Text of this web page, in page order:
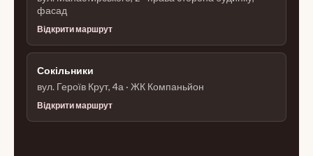
фасад
Відкрити маршрут
Сокільники
вул. Героїв Крут, 4а · ЖК Компаньйон
Відкрити маршрут